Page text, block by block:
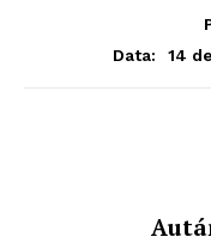
Data:
14